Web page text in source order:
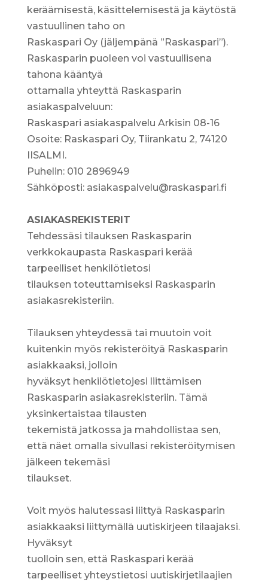
keräämisestä, käsittelemisestä ja käytöstä
vastuullinen taho on
Raskaspari Oy (jäljempänä ”Raskaspari”).
Raskasparin puoleen voi vastuullisena
tahona kääntyä
ottamalla yhteyttä Raskasparin
asiakaspalveluun:
Raskaspari asiakaspalvelu Arkisin 08-16
Osoite: Raskaspari Oy, Tiirankatu 2, 74120
IISALMI.
Puhelin: 010 2896949
Sähköposti: asiakaspalvelu@raskaspari.fi
ASIAKASREKISTERIT
Tehdessäsi tilauksen Raskasparin
verkkokaupasta Raskaspari kerää
tarpeelliset henkilötietosi
tilauksen toteuttamiseksi Raskasparin
asiakasrekisteriin.
Tilauksen yhteydessä tai muutoin voit
kuitenkin myös rekisteröityä Raskasparin
asiakkaaksi, jolloin
hyväksyt henkilötietojesi liittämisen
Raskasparin asiakasrekisteriin. Tämä
yksinkertaistaa tilausten
tekemistä jatkossa ja mahdollistaa sen,
että näet omalla sivullasi rekisteröitymisen
jälkeen tekemäsi
tilaukset.
Voit myös halutessasi liittyä Raskasparin
asiakkaaksi liittymällä uutiskirjeen tilaajaksi.
Hyväksyt
tuolloin sen, että Raskaspari kerää
tarpeelliset yhteystietosi uutiskirjetilaajien